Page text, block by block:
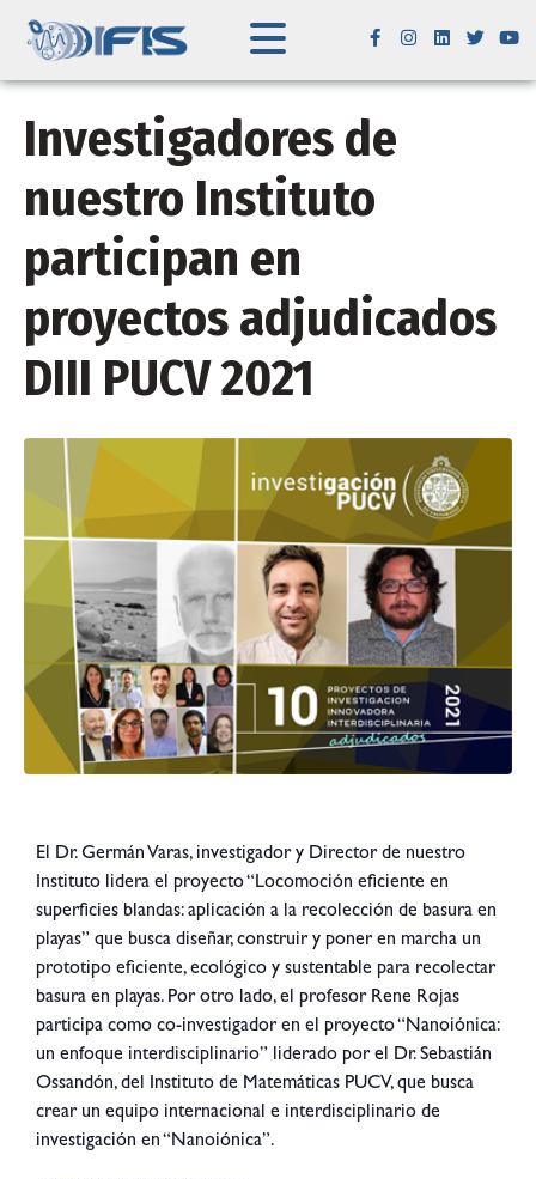
Investigadores de
nuestro Instituto
participan en
proyectos adjudicados
DIII PUCV 2021
El Dr. Germán Varas, investigador y Director de nuestro
Instituto lidera el proyecto “Locomoción eficiente en
superficies blandas: aplicación a la recolección de basura en
playas” que busca diseñar, construir y poner en marcha un
prototipo eficiente, ecológico y sustentable para recolectar
basura en playas. Por otro lado, el profesor Rene Rojas
participa como co-investigador en el proyecto “Nanoiónica:
un enfoque interdisciplinario” liderado por el Dr. Sebastián
Ossandón, del Instituto de Matemáticas PUCV, que busca
crear un equipo internacional e interdisciplinario de
investigación en “Nanoiónica”.